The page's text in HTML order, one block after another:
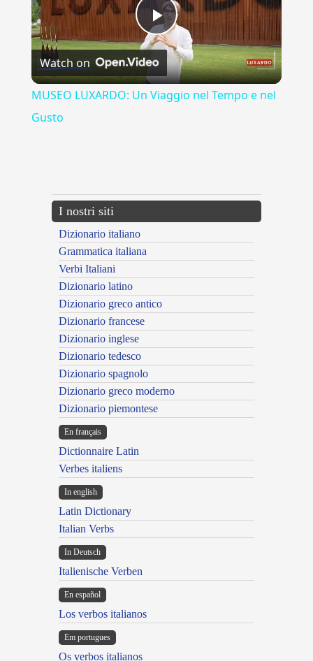
Play
Video
Watch on
MUSEO LUXARDO: Un Viaggio nel Tempo e nel
Gusto
I nostri siti
Dizionario italiano
Grammatica italiana
Verbi Italiani
Dizionario latino
Dizionario greco antico
Dizionario francese
Dizionario inglese
Dizionario tedesco
Dizionario spagnolo
Dizionario greco moderno
Dizionario piemontese
En français
Dictionnaire Latin
Verbes italiens
In english
Latin Dictionary
Italian Verbs
In Deutsch
Italienische Verben
En español
Los verbos italianos
Em portugues
Os verbos italianos